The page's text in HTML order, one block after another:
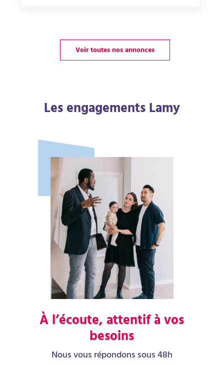
Voir toutes nos annonces
Les engagements Lamy
À l’écoute, attentif à vos
besoins
Nous vous répondons sous 48h